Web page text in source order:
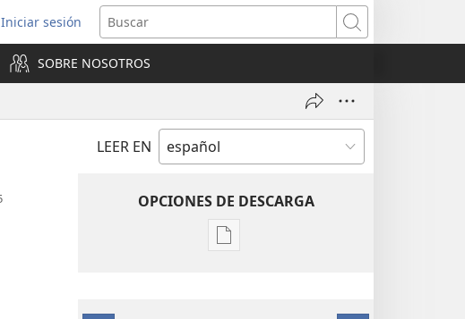
Iniciar sesión
(abre
una
nueva
ventana)
Buscar
SOBRE NOSOTROS
LEER EN
OPCIONES DE DESCARGA
Opciones